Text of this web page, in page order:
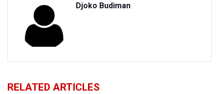
Djoko Budiman
RELATED ARTICLES